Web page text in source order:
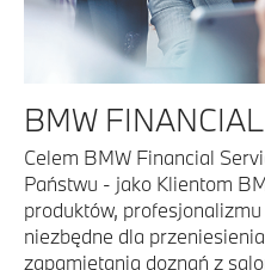
BMW
Celem BMW Financial
Państwu - jako Klientom
produktów,
niezbędne dla
zapamiętania doznań z